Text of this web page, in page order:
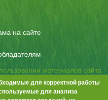
на сайте
материалов сайта
Волос, д.6, 8 этаж, офис 803
для корректной работы
для анализа